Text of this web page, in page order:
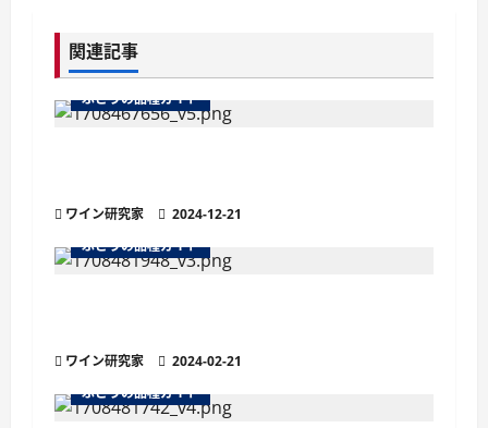
ゲ
ー
シ
ン
関連記事
ぶどうの品種ガイド
ワイン研究家
2024-12-21
ぶどうの品種ガイド
ワイン研究家
2024-02-21
ぶどうの品種ガイド